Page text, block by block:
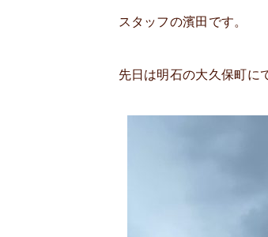
スタッフの濱田です。
先日は明石の大久保町に